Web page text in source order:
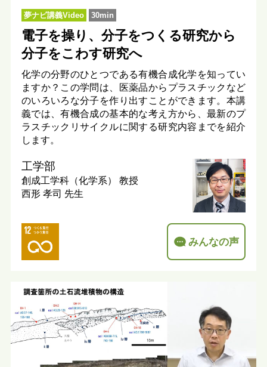
夢ナビ講義Video 30min
電子を操り、分子をつくる研究から
分子をこわす研究へ
化学の分野のひとつである有機合成化学を知ってい
ますか？この学問は、医薬品からプラスチックなど
のいろいろな分子を作り出すことができます。本講
義では、有機合成の基本的な考え方から、最新のプ
ラスチックリサイクルに関する研究内容までを紹介
します。
工学部
創成工学科（化学系） 教授
西形 孝司 先生
みんなの声